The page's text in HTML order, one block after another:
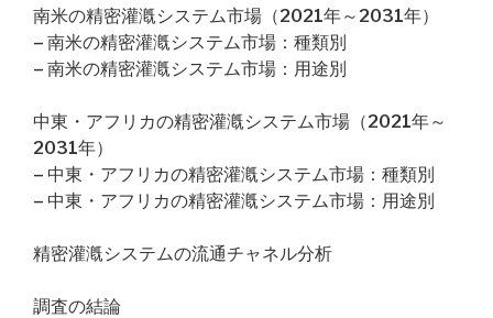
南米の精密灌漑システム市場（2021年～2031年）
– 南米の精密灌漑システム市場：種類別
– 南米の精密灌漑システム市場：用途別
中東・アフリカの精密灌漑システム市場（2021年～
2031年）
– 中東・アフリカの精密灌漑システム市場：種類別
– 中東・アフリカの精密灌漑システム市場：用途別
精密灌漑システムの流通チャネル分析
調査の結論